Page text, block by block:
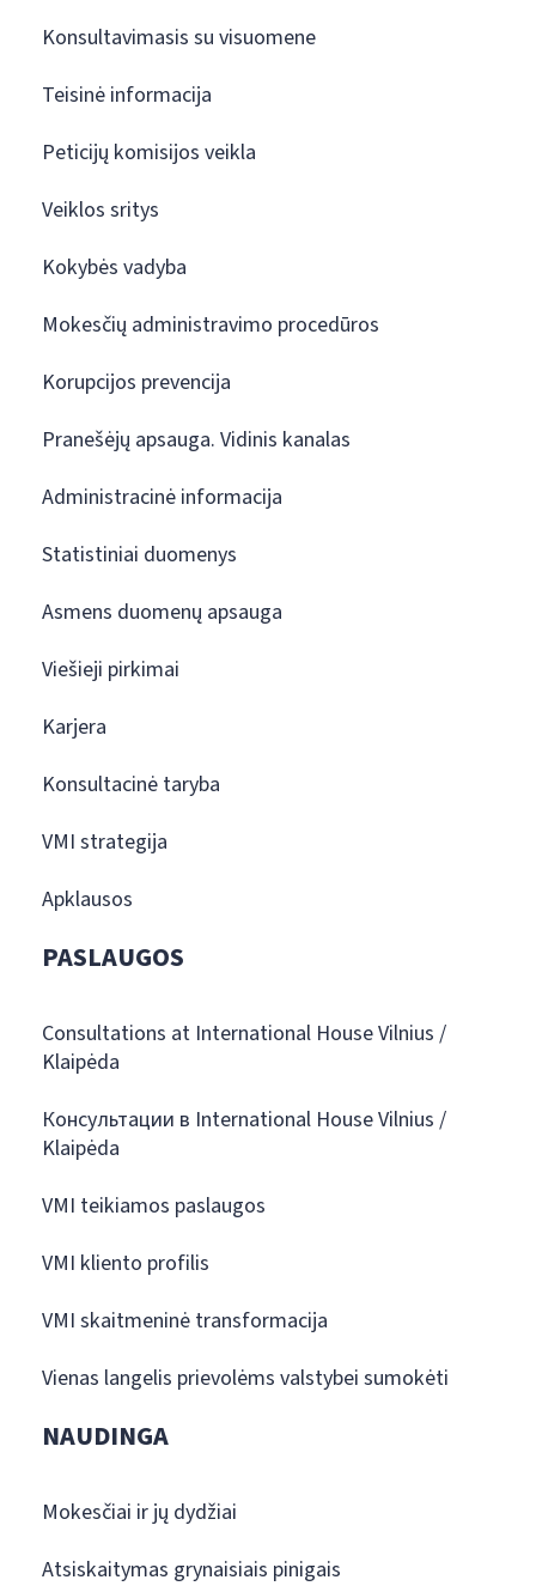
Konsultavimasis su visuomene
Teisinė informacija
Peticijų komisijos veikla
Veiklos sritys
Kokybės vadyba
Mokesčių administravimo procedūros
Korupcijos prevencija
Pranešėjų apsauga. Vidinis kanalas
Administracinė informacija
Statistiniai duomenys
Asmens duomenų apsauga
Viešieji pirkimai
Karjera
Konsultacinė taryba
VMI strategija
Apklausos
PASLAUGOS
Consultations at International House Vilnius /
Klaipėda
Консультации в International House Vilnius /
Klaipėda
VMI teikiamos paslaugos
VMI kliento profilis
VMI skaitmeninė transformacija
Vienas langelis prievolėms valstybei sumokėti
NAUDINGA
Mokesčiai ir jų dydžiai
Atsiskaitymas grynaisiais pinigais